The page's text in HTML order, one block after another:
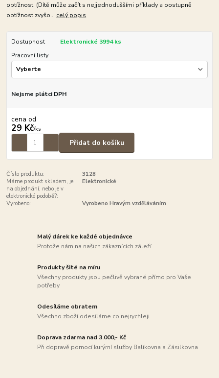
obtížnost. (Dítě může začít s nejjednoduššími příklady a postupně
obtížnost zvyšo... celý popis
Dostupnost
Elektronické 3994 ks
Pracovní listy
Nejsme plátci DPH
cena od
29 Kč/ks
Přidat do košíku
Číslo produktu:
3128
Máme produkt skladem, je
na objednání, nebo je v
elektronické podobě?:
Elektronické
Vyrobeno: Vyrobeno Hravým vzděláváním
Malý dárek ke každé objednávce
Protože nám na našich zákaznících záleží
Produkty šité na míru
Všechny produkty jsou pečlivě vybrané přímo pro Vaše
potřeby
Odesíláme obratem
Všechno zboží odesíláme co nejrychleji
Doprava zdarma nad 3.000,- Kč
Při dopravě pomocí kurýrní služby Balíkovna a Zásilkovna